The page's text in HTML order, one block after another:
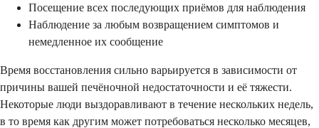
Посещение всех последующих приёмов для наблюдения
Наблюдение за любым возвращением симптомов и
немедленное их сообщение
Время восстановления сильно варьируется в зависимости от
причины вашей печёночной недостаточности и её тяжести.
Некоторые люди выздоравливают в течение нескольких недель,
в то время как другим может потребоваться несколько месяцев,